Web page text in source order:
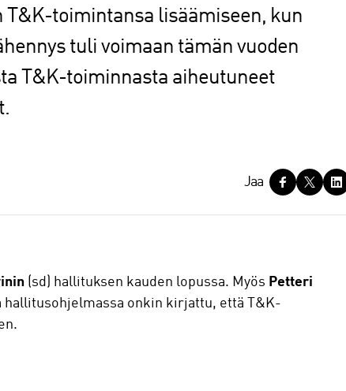
T&K-toimintansa lisäämiseen, kun
tuli voimaan tämän vuoden
T&K-toiminnasta aiheutuneet
Jaa
(sd) hallituksen kauden lopussa. Myös Petteri
hallitusohjelmassa onkin kirjattu, että T&K-